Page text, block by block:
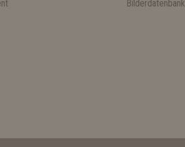
Bilderdatenbank